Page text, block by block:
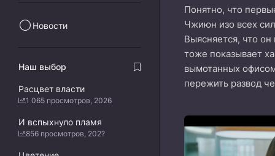
Понятно, что
Чжиюн изо всех
Выясняется, что
тоже показывает
вымотанных
пережить развод
Новости
Наш выбор
Расцвет власти
1 065 просмотров, 2026
И вспыхнуло пламя
856 просмотров, 202?